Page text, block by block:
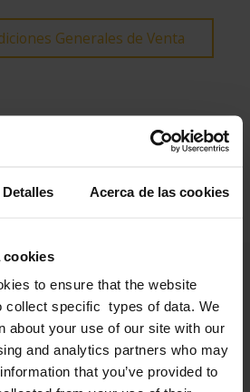
Detalles Acerca de las cookies
cookies
to ensure that the website
collect specific types of data. We
about your use of our site with our
and analytics partners who may
that you’ve provided to
Generales de Venta
Generales actuales para la para la
fechados 1 octubre 2020, están
dentsplysirona.com/supplier. Para